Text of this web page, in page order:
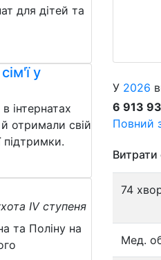
для дітей та
у
інтернатах
отримали свій
IV ступеня
та Поліну на
У 2026
6 913
Повний
74
Мед.